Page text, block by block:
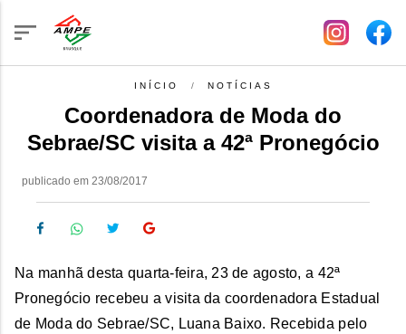
INÍCIO NOTÍCIAS
Coordenadora de Moda do
Sebrae/SC visita a 42ª Pronegócio
publicado em 23/08/2017
Na manhã desta quarta-feira, 23 de agosto, a 42ª
Pronegócio recebeu a visita da coordenadora Estadual
de Moda do Sebrae/SC, Luana Baixo. Recebida pelo